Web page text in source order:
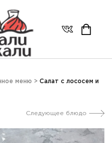
меню > Салат с лососем и
Следующее блюдо